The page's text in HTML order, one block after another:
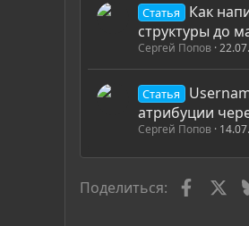
Статья
Как
структуры до
Сергей Попов
Статья
атрибуции
Сергей Попов
Поделиться: